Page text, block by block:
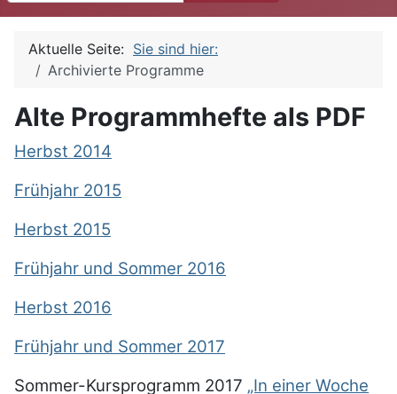
Aktuelle Seite: Sie sind hier:
Archivierte Programme
Alte Programmhefte als PDF
Herbst 2014
Frühjahr 2015
Herbst 2015
Frühjahr und Sommer 2016
Herbst 2016
Frühjahr und Sommer 2017
Sommer-Kursprogramm 2017 „In einer Woche